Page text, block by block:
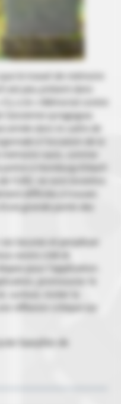
le travail de mémoire
est peu présent dans
y a le « Mémorial contre
synagogue,
année dans le cadre de
à l’occasion de la
à Homburg-Erbach
l’UKS, ne sont toutefois
difficiles à trouver,
grande partie des
lacunes et perpétuer
avons créé et
pour l’application.
promouvoir le
surtout, inciter la
réflexion critique sur
Saarpfalz de